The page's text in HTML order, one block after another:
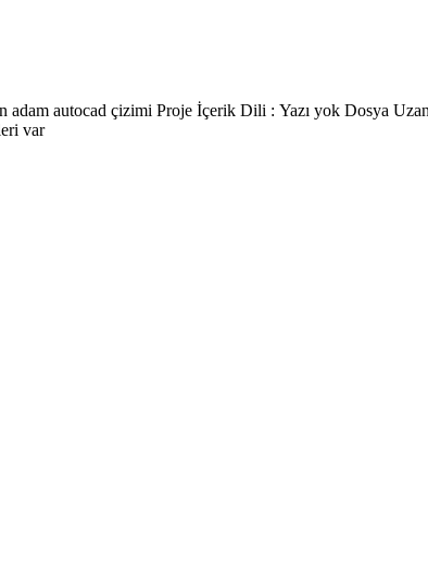
autocad çizimi Proje İçerik Dili : Yazı yok Dosya
var